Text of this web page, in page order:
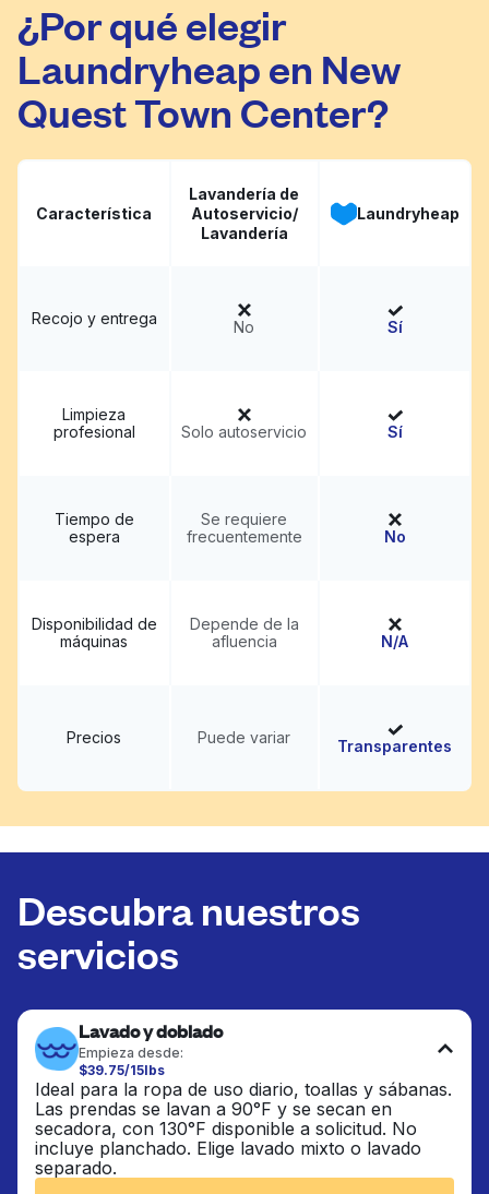
¿Por qué elegir
Laundryheap en New
Quest Town Center?
Característica
Lavandería de
Autoservicio/
Lavandería
Laundryheap
Recojo y entrega No Sí
Limpieza
profesional
Solo autoservicio Sí
Tiempo de
espera
Se requiere
frecuentemente
No
Disponibilidad de
máquinas
Depende de la
afluencia
N/A
Precios Puede variar Transparentes
Descubra nuestros
servicios
Lavado y doblado
Empieza desde:
$39.75/15lbs
Ideal para la ropa de uso diario, toallas y sábanas.
Las prendas se lavan a 90°F y se secan en
secadora, con 130°F disponible a solicitud. No
incluye planchado. Elige lavado mixto o lavado
separado.